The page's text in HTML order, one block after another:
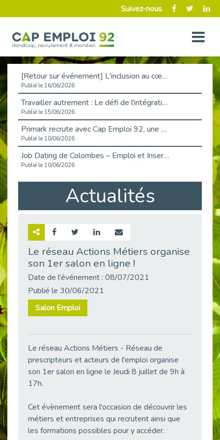
Suivez-nous
[Retour sur événement] L'inclusion au cœur de la Place de l'Emploi à La Défense !
Publié le 16/06/2026
Travailler autrement : Le défi de l'intégration des maladies chroniques en entreprise
Publié le 15/06/2026
Primark recrute avec Cap Emploi 92, une matinée couronnée de succès !
Publié le 10/06/2026
Job Dating de Colombes – Emploi et Insertion
Publié le 10/06/2026
Aborder l'entretien et la situation de handicap en toute confiance
Publié le 09/06/2026
Retour sur l’atelier « Optimiser sa recherche d’emploi »
Publié le 30/05/2026
Publié le 21/05/2026
L’alternance : un levier stratégique pour recruter et inclure durablement
Publié le 12/05/2026
CAP EMPLOI 92 : L’inclusion portée à son sommet, bien au-delà des quotas
Publié le 12/05/2026
Actualités
Le réseau Actions Métiers organise
son 1er salon en ligne !
Date de l'événement : 08/07/2021
Publié le 30/06/2021
Salon Emploi
Le réseau Actions Métiers - Réseau de
prescripteurs et acteurs de l'emploi organise
son 1er salon en ligne le Jeudi 8 juillet de 9h à
17h.
Cet évènement sera l'occasion de découvrir les
métiers et entreprises qui recrutent ainsi que
les formations possibles pour y accéder.